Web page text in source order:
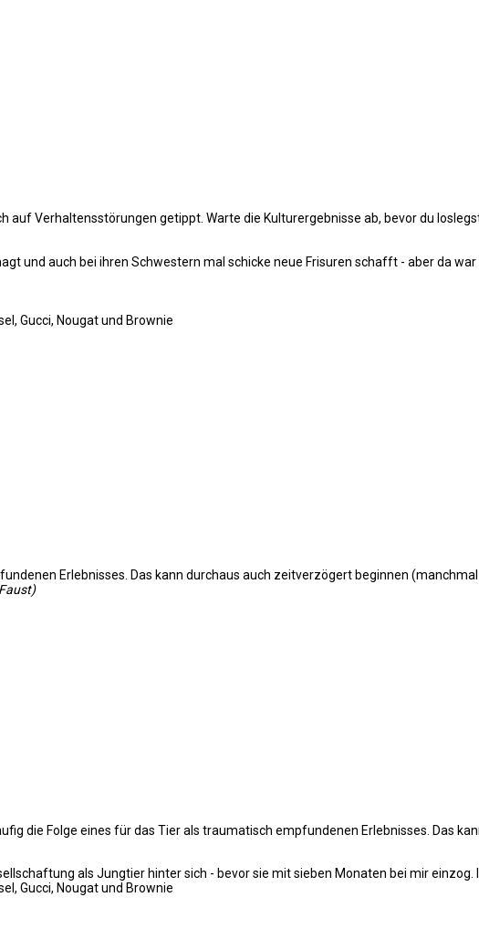
auf Verhaltensstörungen getippt. Warte die Kulturergebnisse ab, bevor du
und auch bei ihren Schwestern mal schicke neue Frisuren schafft - aber da
Gucci, Nougat und Brownie
Erlebnisses. Das kann durchaus auch zeitverzögert beginnen
die Folge eines für das Tier als traumatisch empfundenen Erlebnisses. Das
als Jungtier hinter sich - bevor sie mit sieben Monaten bei mir einzog.
Gucci, Nougat und Brownie